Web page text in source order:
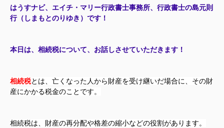
はうすナビ、エイチ・マリー行政書士事務所、行政書士の島元則
行（しまもとのりゆき）です！
本日は、相続税について、お話しさせていただきます！
相続税とは、亡くなった人から財産を受け継いだ場合に、その財
産にかかる税金のことです。
相続税は、財産の再分配や格差の縮小などの役割があります。